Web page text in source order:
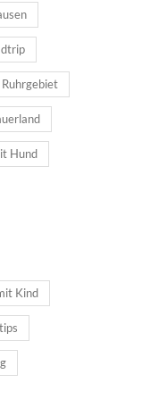
Ruhrgebiet
Hund
Kind